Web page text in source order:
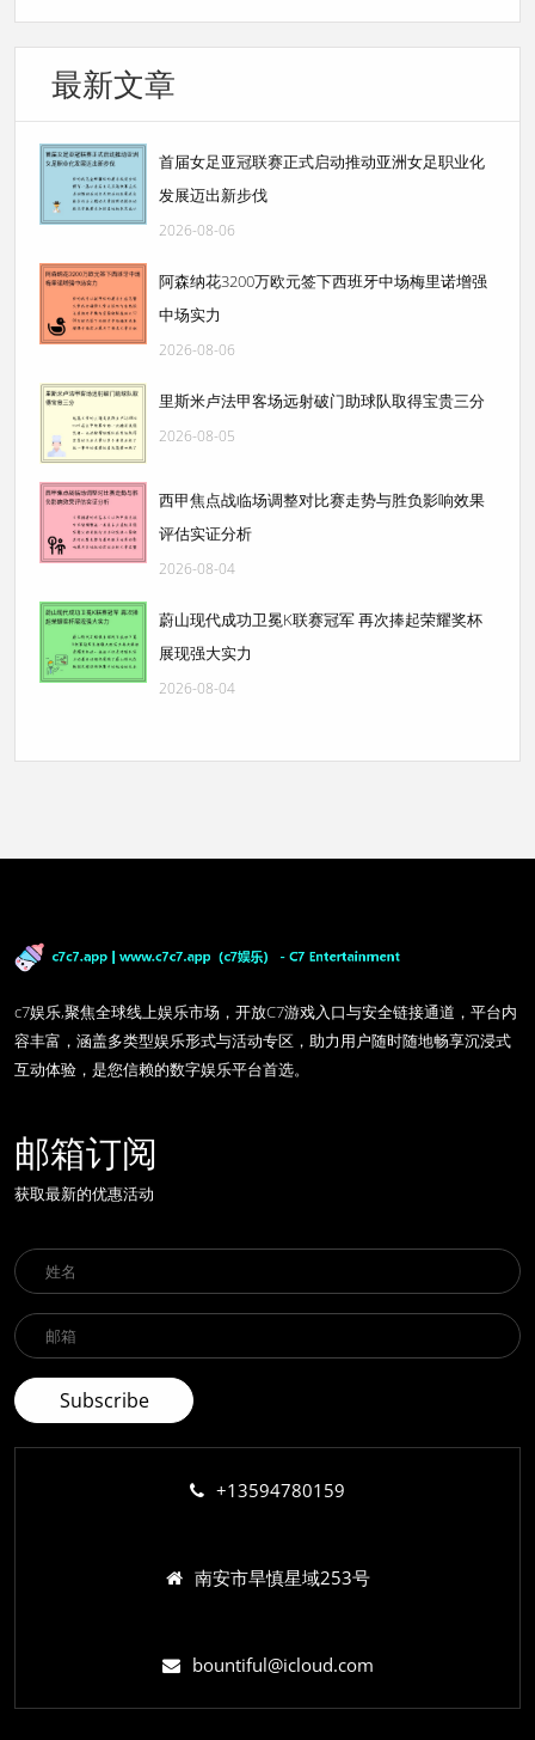
最新文章
首届女足亚冠联赛正式启动推动亚洲女足职业化
发展迈出新步伐
2026-08-06
阿森纳花3200万欧元签下西班牙中场梅里诺增强
中场实力
2026-08-06
里斯米卢法甲客场远射破门助球队取得宝贵三分
2026-08-05
西甲焦点战临场调整对比赛走势与胜负影响效果
评估实证分析
2026-08-04
蔚山现代成功卫冕K联赛冠军 再次捧起荣耀奖杯
展现强大实力
2026-08-04
c7娱乐,聚焦全球线上娱乐市场，开放C7游戏入口与安全链接通道，平台内
容丰富，涵盖多类型娱乐形式与活动专区，助力用户随时随地畅享沉浸式
互动体验，是您信赖的数字娱乐平台首选。
邮箱订阅
获取最新的优惠活动
+13594780159
南安市旱慎星域253号
bountiful@icloud.com